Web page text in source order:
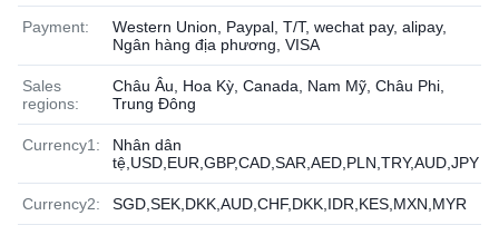
Payment:
Western Union, Paypal, T/T, wechat pay, alipay,
Ngân hàng địa phương, VISA
Sales
regions:
Châu Âu, Hoa Kỳ, Canada, Nam Mỹ, Châu Phi,
Trung Đông
Currency1:
Nhân dân
tệ,USD,EUR,GBP,CAD,SAR,AED,PLN,TRY,AUD,JPY
Currency2: SGD,SEK,DKK,AUD,CHF,DKK,IDR,KES,MXN,MYR